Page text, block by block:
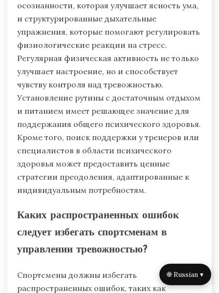
осознанности, которая улучшает ясность ума,
и структурированные дыхательные
упражнения, которые помогают регулировать
физиологические реакции на стресс.
Регулярная физическая активность не только
улучшает настроение, но и способствует
чувству контроля над тревожностью.
Установление рутины с достаточным отдыхом
и питанием имеет решающее значение для
поддержания общего психического здоровья.
Кроме того, поиск поддержки у тренеров или
специалистов в области психического
здоровья может предоставить ценные
стратегии преодоления, адаптированные к
индивидуальным потребностям.
Каких распространенных ошибок
следует избегать спортсменам в
управлении тревожностью?
Спортсмены должны избегать
распространенных ошибок, таких как
🌐 Russian ▾